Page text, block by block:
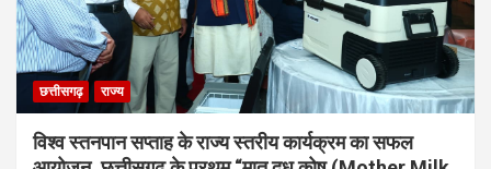
छत्तीसगढ़ राज्य
विश्व स्तनपान सप्ताह के राज्य स्तरीय कार्यक्रम का सफल